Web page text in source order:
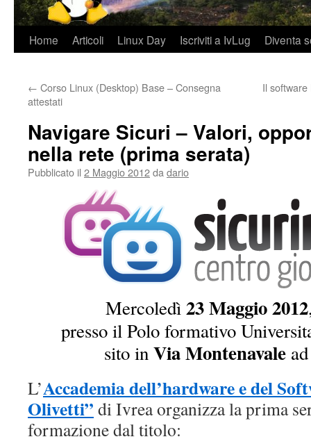
Vai
contenuto
Home Articoli Linux Day Iscriviti a IvLug Diventa
← Corso Linux (Desktop) Base – Consegna
attestati
Il software
Navigare Sicuri – Valori,
nella rete (prima serata)
Pubblicato il 2 Maggio 2012da dario
Mercoledì23 Maggio 2012
presso il Polo formativo
sito inVia Montenavale ad
L’Accademia dell’hardware e del
Olivetti” di Ivrea organizza la prima
formazione dal titolo: